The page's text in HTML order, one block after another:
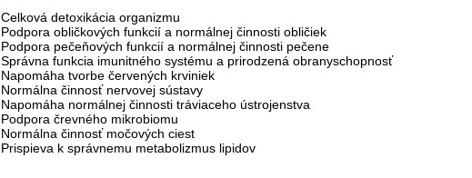
Celková detoxikácia organizmu
Podpora obličkových funkcií a normálnej činnosti obličiek
Podpora pečeňových funkcií a normálnej činnosti pečene
Správna funkcia imunitného systému a prirodzená obranyschopnosť
Napomáha tvorbe červených krviniek
Normálna činnosť nervovej sústavy
Napomáha normálnej činnosti tráviaceho ústrojenstva
Podpora črevného mikrobiomu
Normálna činnosť močových ciest
Prispieva k správnemu metabolizmus lipidov